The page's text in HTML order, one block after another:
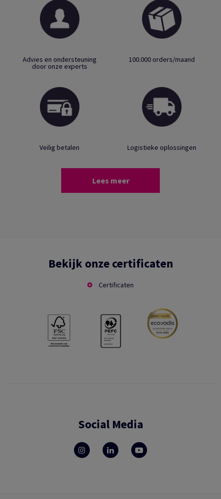
Advies en ondersteuning
door onze experts
100.000 orders/maand
Veilig betalen Logistieke oplossingen
Lees meer
Bekijk onze certificaten
Certificaten
Social Media